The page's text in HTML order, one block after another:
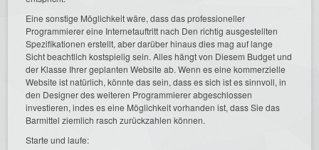
Eine sonstige Möglichkeit wäre, dass das professioneller
Programmierer eine Internetauftritt nach Den richtig ausgestellten
Spezifikationen erstellt, aber darüber hinaus dies mag auf lange
Sicht beachtlich kostspielig sein. Alles hängt von Diesem Budget und
der Klasse Ihrer geplanten Website ab. Wenn es eine kommerzielle
Website ist natürlich, könnte das sein, dass es sich ist es sinnvoll, in
den Designer des weiteren Programmierer abgeschlossen
investieren, indes es eine Möglichkeit vorhanden ist, dass Sie das
Barmittel ziemlich rasch zurückzahlen können.
Starte und laufe: